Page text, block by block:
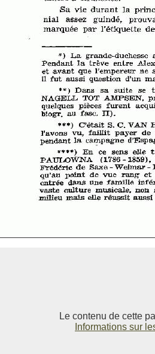
Le contenu de cette
Informations sur